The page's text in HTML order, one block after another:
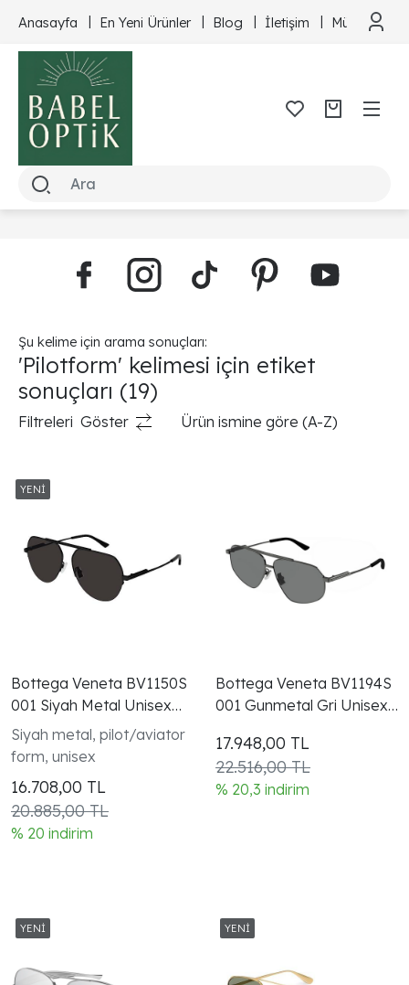
Anasayfa En Yeni Ürünler Blog İletişim Müşteri
Şu kelime için arama sonuçları:
'Pilotform' kelimesi için etiket
sonuçları (19)
Filtreleri Göster Ürün ismine göre (A-Z)
Bottega Veneta BV1150S
001 Siyah Metal Unisex
Gunes Gozlugu
Siyah metal, pilot/aviator
form, unisex
16.708,00 TL
20.885,00 TL
% 20 indirim
Bottega Veneta BV1194S
001 Gunmetal Gri Unisex
17.948,00 TL
22.516,00 TL
% 20,3 indirim